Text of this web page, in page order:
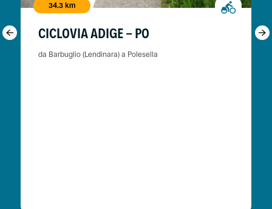
34.3 km
CICLOVIA ADIGE - PO
da Barbuglio (Lendinara) a Polesella